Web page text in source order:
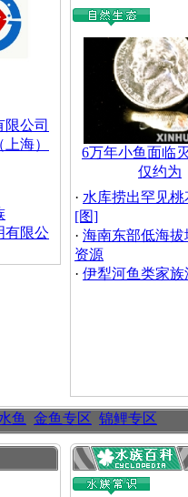
限公司
海）
有限公
6万年小鱼面临
仅约为
· 水库捞出罕见桃
[图]
· 海南东部低海拔
资源
· 伊犁河鱼类家族
鱼 金鱼专区 锦鲤专区